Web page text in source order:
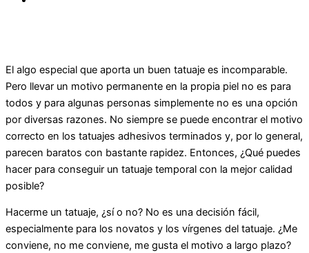
El algo especial que aporta un buen tatuaje es incomparable.
Pero llevar un motivo permanente en la propia piel no es para
todos y para algunas personas simplemente no es una opción
por diversas razones. No siempre se puede encontrar el motivo
correcto en los tatuajes adhesivos terminados y, por lo general,
parecen baratos con bastante rapidez. Entonces, ¿Qué puedes
hacer para conseguir un tatuaje temporal con la mejor calidad
posible?
Hacerme un tatuaje, ¿sí o no? No es una decisión fácil,
especialmente para los novatos y los vírgenes del tatuaje. ¿Me
conviene, no me conviene, me gusta el motivo a largo plazo?